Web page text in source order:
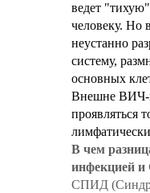
ведет
человеку. Но
неустанно
систему,
основных
Внешне ВИЧ-
проявляться
В чем
инфекцией
СПИД